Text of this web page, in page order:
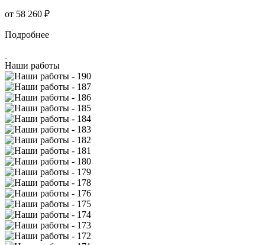
от 58 260 ₽
Подробнее
Наши работы